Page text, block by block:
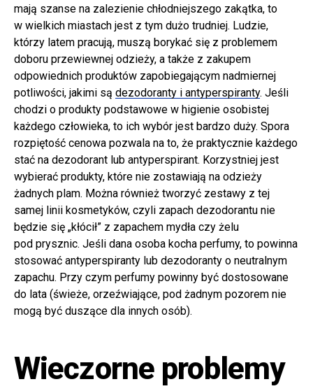
mają szanse na zalezienie chłodniejszego zakątka, to
w wielkich miastach jest z tym dużo trudniej. Ludzie,
którzy latem pracują, muszą borykać się z problemem
doboru przewiewnej odzieży, a także z zakupem
odpowiednich produktów zapobiegającym nadmiernej
potliwości, jakimi są dezodoranty i antyperspiranty. Jeśli
chodzi o produkty podstawowe w higienie osobistej
każdego człowieka, to ich wybór jest bardzo duży. Spora
rozpiętość cenowa pozwala na to, że praktycznie każdego
stać na dezodorant lub antyperspirant. Korzystniej jest
wybierać produkty, które nie zostawiają na odzieży
żadnych plam. Można również tworzyć zestawy z tej
samej linii kosmetyków, czyli zapach dezodorantu nie
będzie się „kłócił” z zapachem mydła czy żelu
pod prysznic. Jeśli dana osoba kocha perfumy, to powinna
stosować antyperspiranty lub dezodoranty o neutralnym
zapachu. Przy czym perfumy powinny być dostosowane
do lata (świeże, orzeźwiające, pod żadnym pozorem nie
mogą być duszące dla innych osób).
Wieczorne problemy